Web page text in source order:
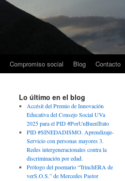
Compromiso social Blog Contacto
Lo último en el blog
Accésit del Premio de Innovación
Educativa del Consejo Social UVa
2025 para el PID #PorUnBuenTrato
PID #SINEDADISMO. Aprendizaje-
Servicio con personas mayores 3.
Redes intergeneracionales contra la
discriminación por edad.
Prólogo del poemario “TrinchERA de
verS.O.S.” de Mercedes Pastor